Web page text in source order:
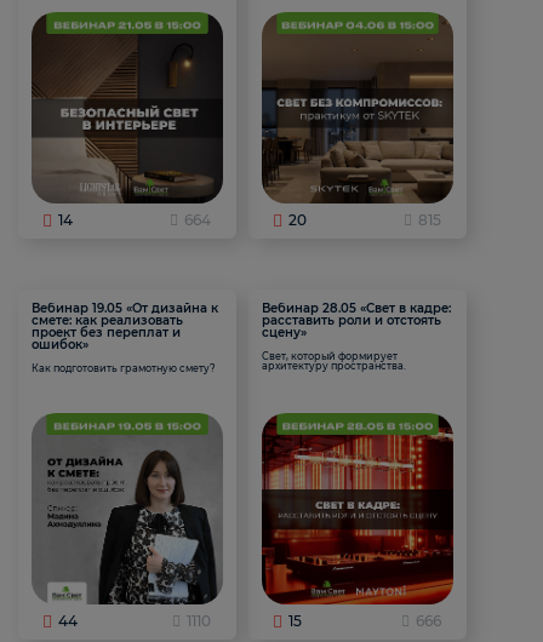
14 664 20 815
Вебинар 19.05 «От дизайна к
смете: как реализовать
проект без переплат и
ошибок»
Как подготовить грамотную смету?
44 1110
Вебинар 28.05 «Свет в кадре:
расставить роли и отстоять
сцену»
Свет, который формирует
архитектуру пространства.
15 666